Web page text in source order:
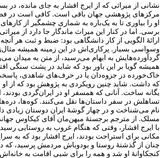
نشانی از میراثی که از ایرج افشار به جای مانده، در
مرکزهای پژوهشی جهان باقی است. کافی است در
او را بیاوری تا به یک‌باره به شماری چشمگیر از
برسی. اما در کنار این میراث ماندگار جا دارد از
ارائۀ الگویی از کار دانشگاهی بود: ضبط و ثبت هر
وسواسی بسیار. پرکاری‌اش در این زمینه همیشه
گردآورده‌هایش به ابهام می‌رسید، از متن به میدان
همیشه گویا بر این باور بود که شاید در پشت سنگی
خاک‌خورده در جزوه‌دان یا در حرف‌های شاهدی،
که داشت. شاید چنین رویکردی به پژوهش بود که از
یگانه ساخت. آنانی که همسفر او در ایران‌گردی
تساهلش در سفر داستان‌ها نقل می‌کنند. کوه‌ها،
نام می‌شناخت و در چهار گوشۀ ایران دوستان
مسلک. از مترجم برجستۀ میهن‌مان آقای کیکاوس
با ایرج افشار، وقتی که هنگام غروب به روستایی
مکانی برای استراحت بودند، ایرج افشار بود که به
چنان از گذشتۀ روستا و بودوباش مردمش پرسید، که
کنجکاوانۀ او شد و همه را برای شبی اقامت به